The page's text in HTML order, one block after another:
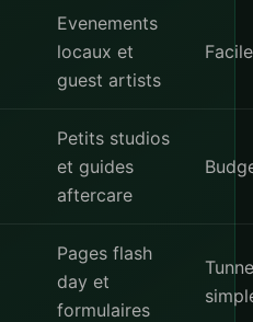
Evenements
locaux et
guest artists
Petits studios
et guides
aftercare
Pages flash
day et
formulaires